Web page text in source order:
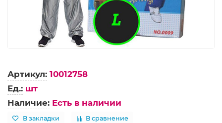
Артикул: 10012758
Ед.: шт
Наличие: Есть в наличии
В закладки В сравнение